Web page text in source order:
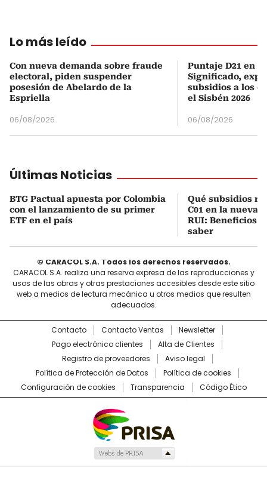
Lo más leído
Con nueva demanda sobre fraude
electoral, piden suspender
posesión de Abelardo de la
Espriella
06/08/2026
Puntaje D21 en
Significado,
subsidios a los
el Sisbén 2026
06/08/2026
Últimas Noticias
BTG Pactual apuesta por Colombia
con el lanzamiento de su primer
ETF en el país
Qué subsidios
C01 en la nueva
RUI: Beneficios
saber
© CARACOL S.A. Todos los derechos reservados.
CARACOL S.A. realiza una reserva expresa de las reproducciones y
usos de las obras y otras prestaciones accesibles desde este sitio
web a medios de lectura mecánica u otros medios que resulten
adecuados.
Contacto Contacto Ventas
Newsletter
Pago electrónico clientes
Alta de Clientes
Registro de proveedores
Aviso legal
Política de Protección de Datos
Política de cookies
Configuración de cookies
Transparencia Código Ético